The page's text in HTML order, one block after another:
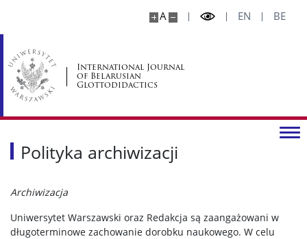
A EN BE
International Journal
of Belarusian
Glottodidactics
Polityka archiwizacji
Archiwizacja
Uniwersytet Warszawski oraz Redakcja są zaangażowani w
długoterminowe zachowanie dorobku naukowego. W celu